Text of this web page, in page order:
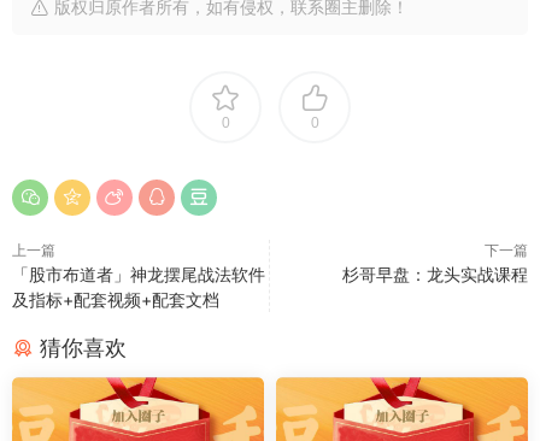
版权归原作者所有，如有侵权，联系圈主删除！
0 0
上一篇
「股市布道者」神龙摆尾战法软件
及指标+配套视频+配套文档
下一篇
杉哥早盘：龙头实战课程
猜你喜欢